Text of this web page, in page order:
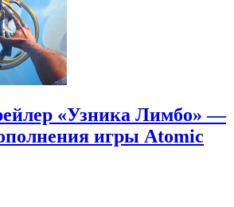
«Узника Лимбо» —
игры Atomic